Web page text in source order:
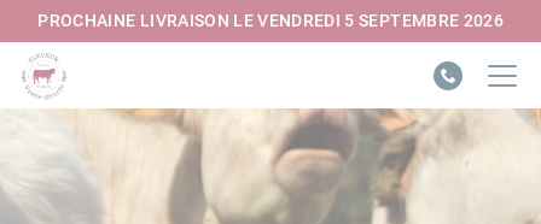
PROCHAINE LIVRAISON LE VENDREDI 5 SEPTEMBRE 2026
Panneau de gestion des cookies